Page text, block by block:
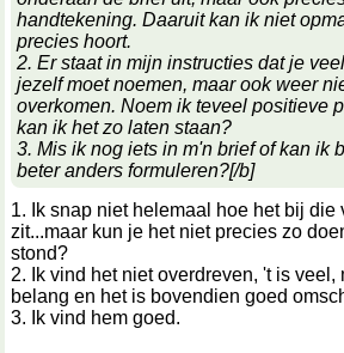
handtekening. Daaruit kan ik niet
precies hoort.
2. Er staat in mijn instructies dat je
jezelf moet noemen, maar ook weer
overkomen. Noem ik teveel positieve
kan ik het zo laten staan?
3. Mis ik nog iets in m'n brief of kan ik
beter anders formuleren?[/b]
1. Ik snap niet helemaal hoe het bij die
zit...maar kun je het niet precies zo
stond?
2. Ik vind het niet overdreven, 't is veel,
belang en het is bovendien goed
3. Ik vind hem goed.